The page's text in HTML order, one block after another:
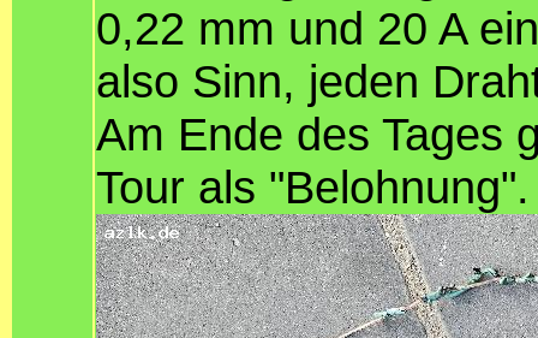
0,22 mm und 20 A
also Sinn, jeden
Am Ende des Tages
Tour als